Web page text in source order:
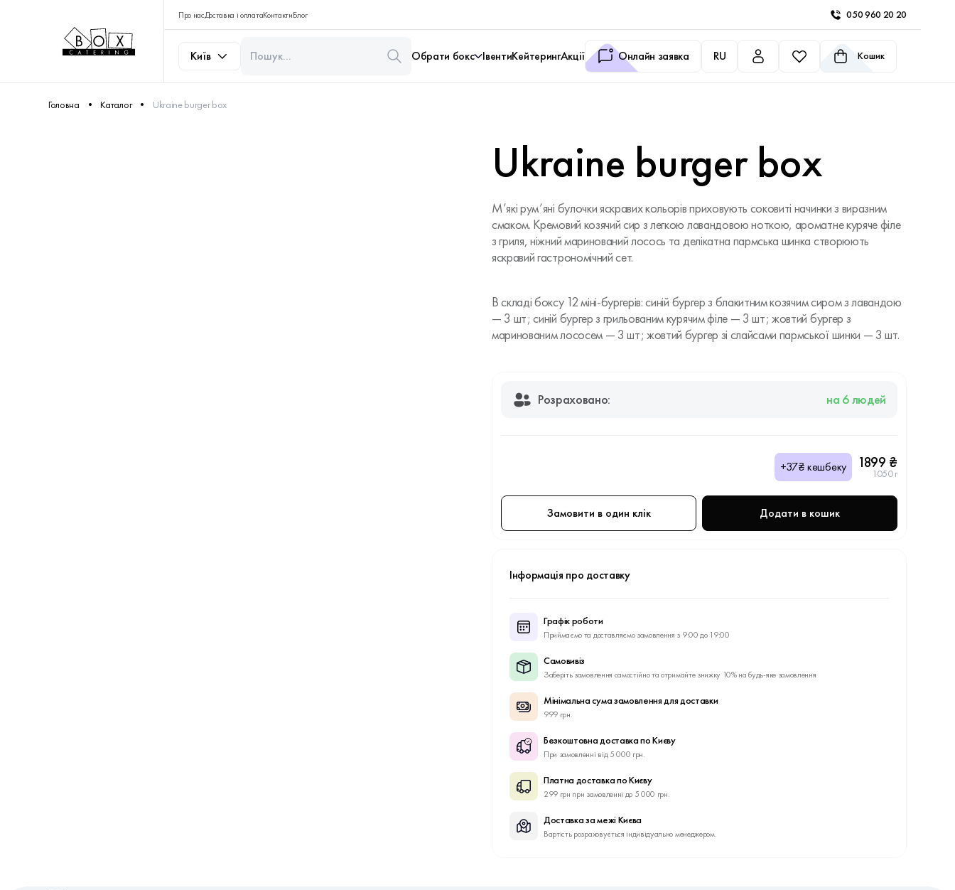
Про насДоставка і оплатаКонтактиБлог 050 960 20 20
Київ Обрати бокс ІвентиКейтерингАкції Онлайн заявка RU Кошик
Головна Каталог Ukraine burger box
Ukraine burger box
М’які рум’яні булочки яскравих кольорів приховують соковиті начинки з виразним
смаком. Кремовий козячий сир з легкою лавандовою ноткою, ароматне куряче філе
з гриля, ніжний маринований лосось та делікатна пармська шинка створюють
яскравий гастрономічний сет.
В складі боксу 12 міні-бургерів: синій бургер з блакитним козячим сиром з лавандою
— 3 шт; синій бургер з грильованим курячим філе — 3 шт; жовтий бургер з
маринованим лососем — 3 шт; жовтий бургер зі слайсами пармської шинки — 3 шт.
Розраховано: на 6 людей
+37₴ кешбеку 1899 ₴
1050 г
Замовити в один клік Додати в кошик
Інформація про доставку
Графік роботи
Приймаємо та доставляємо замовлення з 9:00 до 19:00
Самовивіз
Заберіть замовлення самостійно та отримайте знижку 10% на будь-яке замовлення
Мінімальна сума замовлення для доставки
999 грн.
Безкоштовна доставка по Києву
При замовленні від 5 000 грн.
Платна доставка по Києву
299 грн при замовленні до 5 000 грн.
Доставка за межі Києва
Вартість розраховується індивідуально менеджером.